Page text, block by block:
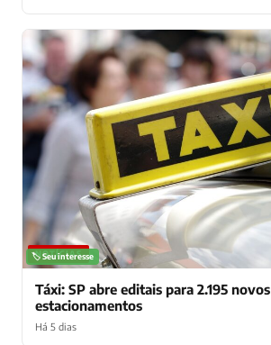
NOTÍCIAS
🏷️ Seu interesse
Táxi: SP abre editais para 2.195 novos
estacionamentos
Há 5 dias